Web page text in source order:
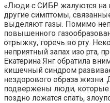
«Люди с СИБР жалуются на
другие симптомы,
выделяют газы. Помимо
повышенного
отрыжку, горечь во рту.
неприятный запах изо рта,
Екатерина Янг обратила
кишечный синдром
нездорового образа жизни.
подвержены люди, которые
поздно ложатся спать,